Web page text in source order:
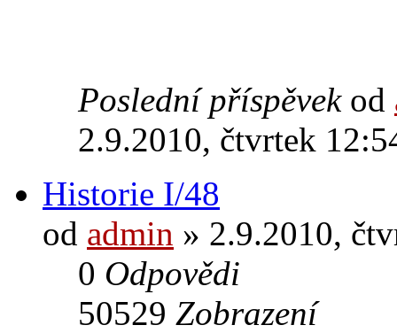
Poslední příspěvek od
2.9.2010, čtvrtek
Historie I/48
od admin » 2.9.2010,
0 Odpovědi
50529 Zobrazení